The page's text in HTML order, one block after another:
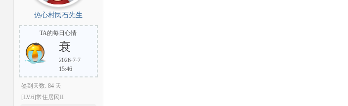
热心村民石先生
TA的每日心情
衰
2026-7-7
15:46
签到天数: 84 天
[LV.6]常住居民II